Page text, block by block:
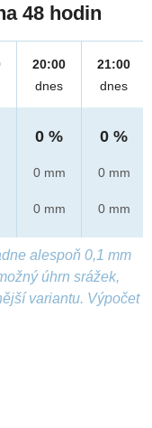
48 hodin
20:00
dnes
0 %
0 mm
0 mm
21:00
dnes
0 %
0 mm
0 mm
alespoň 0,1 mm
úhrn srážek,
variantu. Výpočet